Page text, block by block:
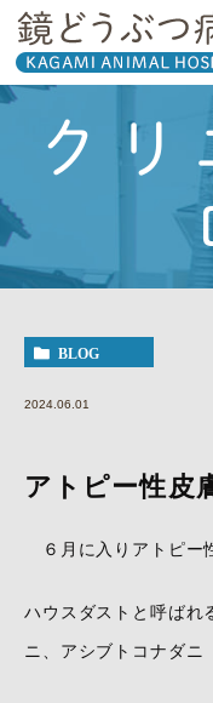
ク
BLOG
2024.06.01
アトピー性皮
６月に入りアトピー
ハウスダストと呼ばれ
ニ、アシブトコナダニ